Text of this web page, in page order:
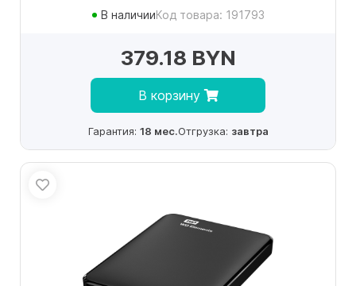
В наличииКод товара: 191793
379.18 BYN
В корзину
Гарантия: 18 мес.Отгрузка: завтра